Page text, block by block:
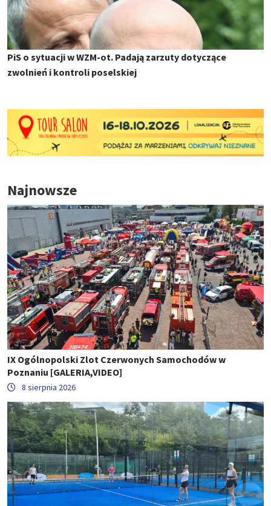
PiS o sytuacji w WZM-ot. Padają zarzuty dotyczące
zwolnień i kontroli poselskiej
Najnowsze
IX Ogólnopolski Zlot Czerwonych Samochodów w
Poznaniu [GALERIA,VIDEO]
8 sierpnia 2026